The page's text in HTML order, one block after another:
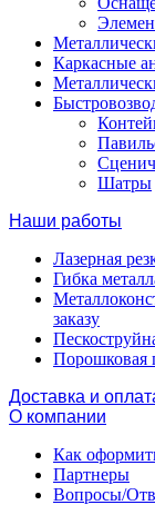
Каркасные
Шатры
Наши работы
Лазерная
Гибка
заказу
Порошковая
Доставка и
О компании
Как
Партнеры
Вопросы/